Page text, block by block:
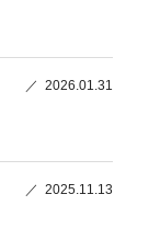
2026.01.31
2025.11.13